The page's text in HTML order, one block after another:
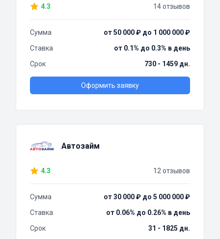
4.3 14 отзывов
Сумма
от 50 000 ₽ до 1 000 000 ₽
Ставка
от 0.1% до 0.3% в день
Срок
730 - 1459 дн.
Оформить заявку
Автозайм
4.3 12 отзывов
Сумма
от 30 000 ₽ до 5 000 000 ₽
Ставка
от 0.06% до 0.26% в день
Срок
31 - 1825 дн.